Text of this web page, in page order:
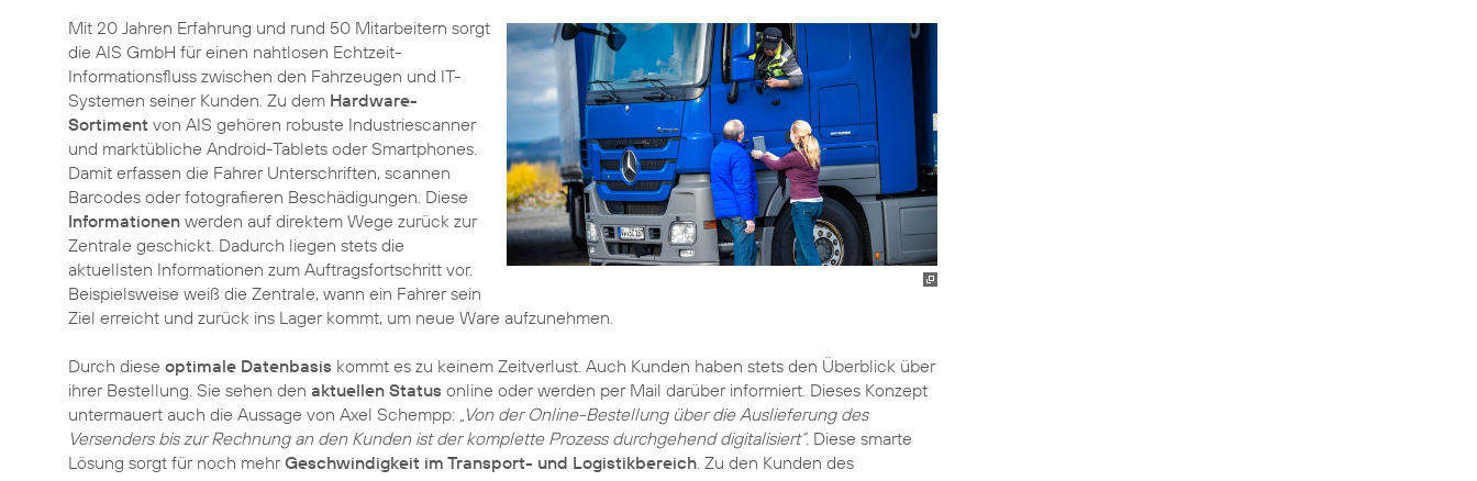
Mit 20 Jahren Erfahrung und rund 50 Mitarbeitern sorgt
die AIS GmbH für einen nahtlosen Echtzeit-
Informationsfluss zwischen den Fahrzeugen und IT-
Systemen seiner Kunden. Zu dem Hardware-
Sortiment von AIS gehören robuste Industriescanner
und marktübliche Android-Tablets oder Smartphones.
Damit erfassen die Fahrer Unterschriften, scannen
Barcodes oder fotografieren Beschädigungen. Diese
Informationen werden auf direktem Wege zurück zur
Zentrale geschickt. Dadurch liegen stets die
aktuellsten Informationen zum Auftragsfortschritt vor.
Beispielsweise weiß die Zentrale, wann ein Fahrer sein
Ziel erreicht und zurück ins Lager kommt, um neue Ware aufzunehmen.
Durch diese optimale Datenbasis kommt es zu keinem Zeitverlust. Auch Kunden haben stets den Überblick über
ihrer Bestellung. Sie sehen den aktuellen Status online oder werden per Mail darüber informiert. Dieses Konzept
untermauert auch die Aussage von Axel Schempp: „Von der Online-Bestellung über die Auslieferung des
Versenders bis zur Rechnung an den Kunden ist der komplette Prozess durchgehend digitalisiert“. Diese smarte
Lösung sorgt für noch mehrGeschwindigkeit im Transport- und Logistikbereich. Zu den Kunden des